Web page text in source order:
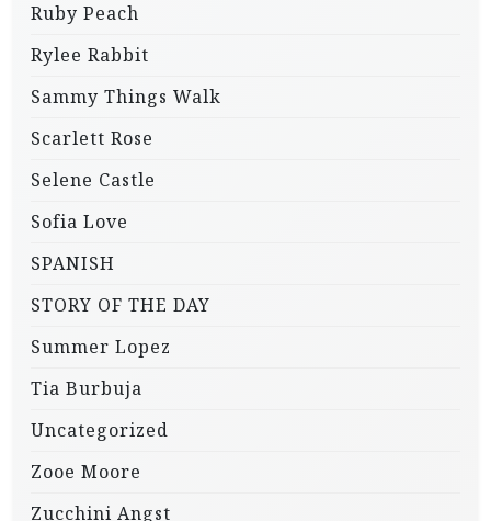
Ruby Peach
Rylee Rabbit
Sammy Things Walk
Scarlett Rose
Selene Castle
Sofia Love
SPANISH
STORY OF THE DAY
Summer Lopez
Tia Burbuja
Uncategorized
Zooe Moore
Zucchini Angst